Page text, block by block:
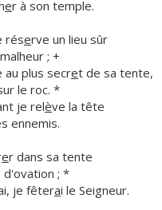
er à son temple.
réserve un lieu sûr
; +
au plus secret de sa tente,
le roc. *
je relève la tête
ennemis.
er dans sa tente
d'ovation ; *
je fêterai le Seigneur.